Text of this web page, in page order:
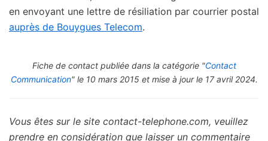
en envoyant une lettre de résiliation par courrier postal
auprès de Bouygues Telecom.
Fiche de contact publiée dans la catégorie "Contact
Communication" le 10 mars 2015 et mise à jour le 17 avril 2024.
Vous êtes sur le site contact-telephone.com, veuillez
prendre en considération que laisser un commentaire